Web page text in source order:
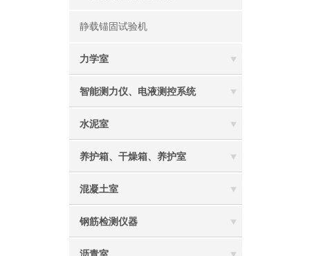
静载锚固试验机
力学室
智能测力仪、电液测控系统
水泥室
养护箱、干燥箱、养护室
混凝土室
钢筋检测仪器